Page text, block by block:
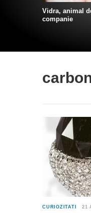
Vidra, animal
companie
CURIOZITATI 21